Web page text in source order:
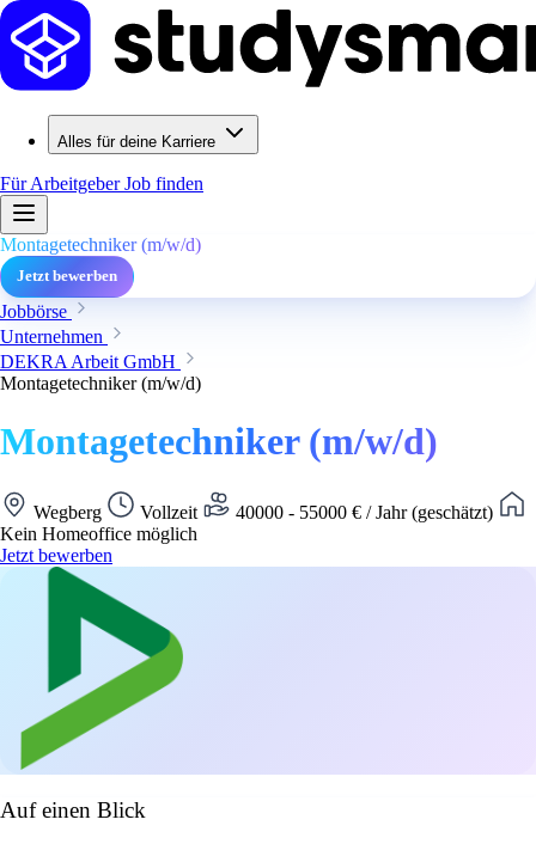
Alles für deine Karriere
Für ArbeitgeberJob finden
Montagetechniker (m/w/d)
Jetzt bewerben
Jobbörse
Unternehmen
DEKRA Arbeit GmbH
Montagetechniker (m/w/d)
Montagetechniker (m/w/d)
Wegberg Vollzeit
40000 - 55000 € / Jahr (geschätzt)
Kein Homeoffice möglich
Jetzt bewerben
Auf einen Blick